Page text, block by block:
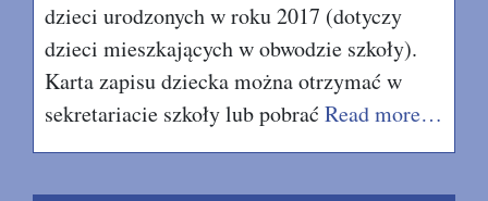
dzieci urodzonych w roku 2017 (dotyczy
dzieci mieszkających w obwodzie szkoły).
Karta zapisu dziecka można otrzymać w
sekretariacie szkoły lub pobrać Read more…